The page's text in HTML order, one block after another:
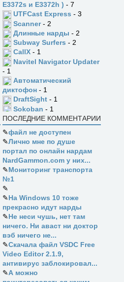
E3372s и E3372h ) - 7
UTFCast Express - 3
Scanner- 2
Длинные нарды - 2
Subway Surfers - 2
CallX - 1
Navitel Navigator Updater
- 1
Автоматический
диктофон - 1
DraftSight - 1
Sokoban - 1
ПОСЛЕДНИЕ КОММЕНТАРИИ
✎файл не доступен
✎Лично мне по душе
портал по онлайн нардам
NardGammon.com у них...
✎Мониторинг транспорта
№1
✎
✎На Windows 10 тоже
прекрасно идут нарды
✎Не неси чушь, нет там
ничего. Ни аваст ни доктор
вэб ничего не...
✎Скачала файл VSDC Free
Video Editor 2.1.9,
антивирус заблокировал...
✎А можно